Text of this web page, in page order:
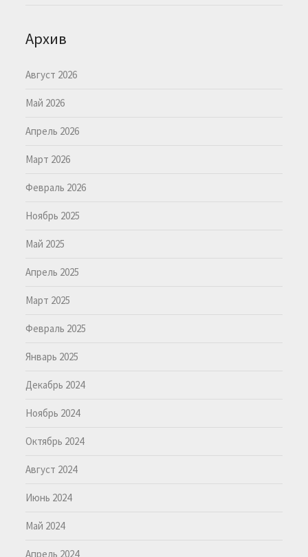
Архив
Август 2026
Май 2026
Апрель 2026
Март 2026
Февраль 2026
Ноябрь 2025
Май 2025
Апрель 2025
Март 2025
Февраль 2025
Январь 2025
Декабрь 2024
Ноябрь 2024
Октябрь 2024
Август 2024
Июнь 2024
Май 2024
Апрель 2024